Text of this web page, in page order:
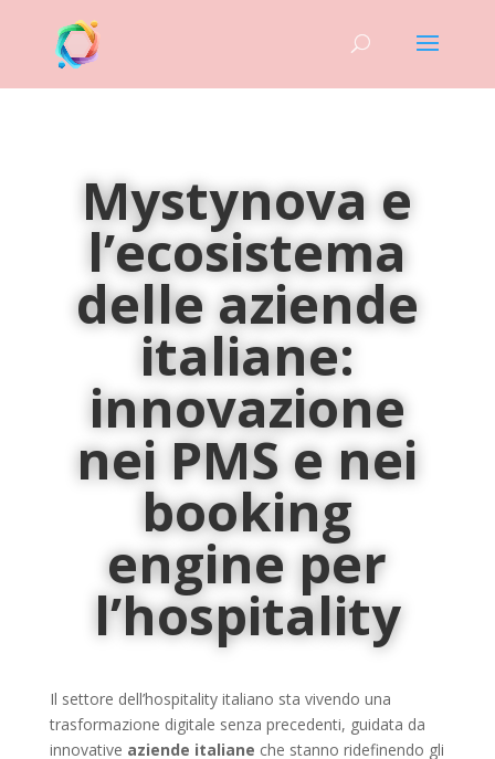
Mystynova e
l’ecosistema
delle aziende
italiane:
innovazione
nei PMS e nei
booking
engine per
l’hospitality
Il settore dell’hospitality italiano sta vivendo una
trasformazione digitale senza precedenti, guidata da
innovative aziende italiane che stanno ridefinendo gli